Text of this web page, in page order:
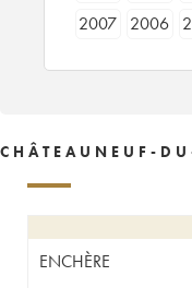
2007
2006
CHÂTEAUNEUF-
ENCHÈRE